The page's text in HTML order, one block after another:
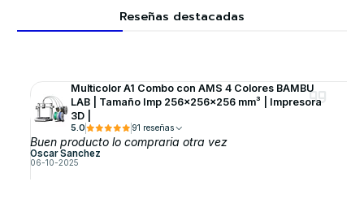
Reseñas destacadas
Multicolor A1 Combo con AMS 4 Colores BAMBU
LAB | Tamaño Imp 256×256×256 mm³ | Impresora
3D |
5.0 91 reseñas
Buen producto lo compraria otra vez
Oscar Sanchez
06-10-2025